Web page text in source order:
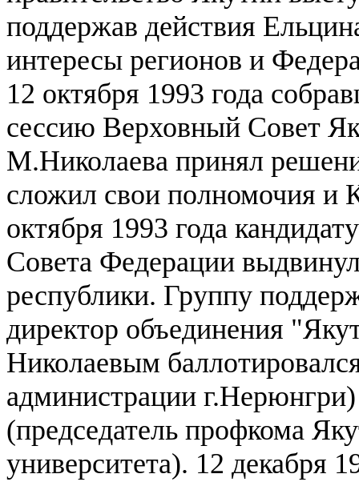
поддержав действия
интересы регионов и
12 октября 1993 года
сессию Верховный Совет
М.Николаева принял
сложил свои полномочия и
октября 1993 года
Совета Федерации
республики. Группу
директор объединения
Николаевым
администрации
(председатель профкома
университета). 12 декабря